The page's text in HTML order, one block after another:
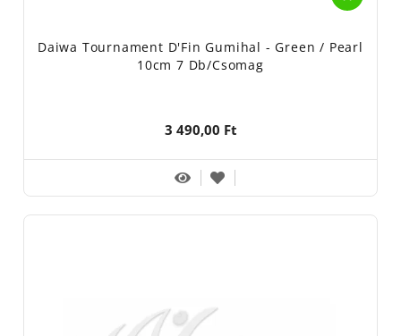
Daiwa Tournament D'Fin Gumihal - Green / Pearl
10cm 7 Db/csomag
3 490,00 Ft